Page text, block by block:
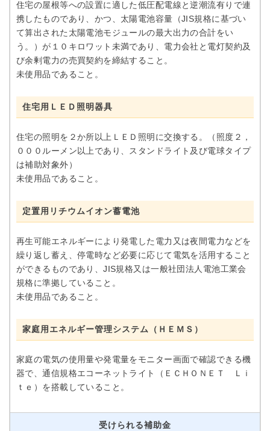
住宅の屋根等への設置に適した低圧配電線と逆潮流有りで連
携したものであり、かつ、太陽電池容量（JIS規格に基づい
て算出された太陽電池モジュールの最大出力の合計をい
う。）が１０キロワット未満であり、電力会社と電灯契約及
び余剰電力の売買契約を締結すること。
未使用品であること。
住宅用ＬＥＤ照明器具
住宅の照明を２か所以上ＬＥＤ照明に交換する。（照度２，
０００ルーメン以上であり、スタンドライト及び電球タイプ
は補助対象外）
未使用品であること。
定置用リチウムイオン蓄電池
再生可能エネルギーにより発電した電力又は夜間電力などを
繰り返し蓄え、停電時など必要に応じて電気を活用すること
ができるものであり、JIS規格又は一般社団法人電池工業会
規格に準拠していること。
未使用品であること。
家庭用エネルギー管理システム（ＨＥＭＳ）
家庭の電気の使用量や発電量をモニター画面で確認できる機
器で、通信規格エコーネットライト（ＥＣＨＯＮＥＴ Ｌｉ
ｔｅ）を搭載していること。
受けられる補助金